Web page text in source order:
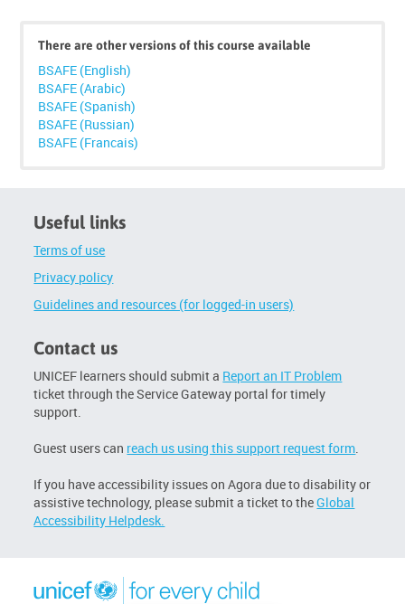
Click
below
enrol
There are other versions of this course available
BSAFE (English)
BSAFE (Arabic)
BSAFE (Spanish)
BSAFE (Russian)
BSAFE (Francais)
Useful links
Terms of use
Privacy policy
Guidelines and resources (for logged-in users)
Contact us
UNICEF learners should submit a Report an IT Problem
ticket through the Service Gateway portal for timely
support.
Guest users can reach us using this support request form.
If you have accessibility issues on Agora due to disability or
assistive technology, please submit a ticket to theGlobal
Accessibility Helpdesk.